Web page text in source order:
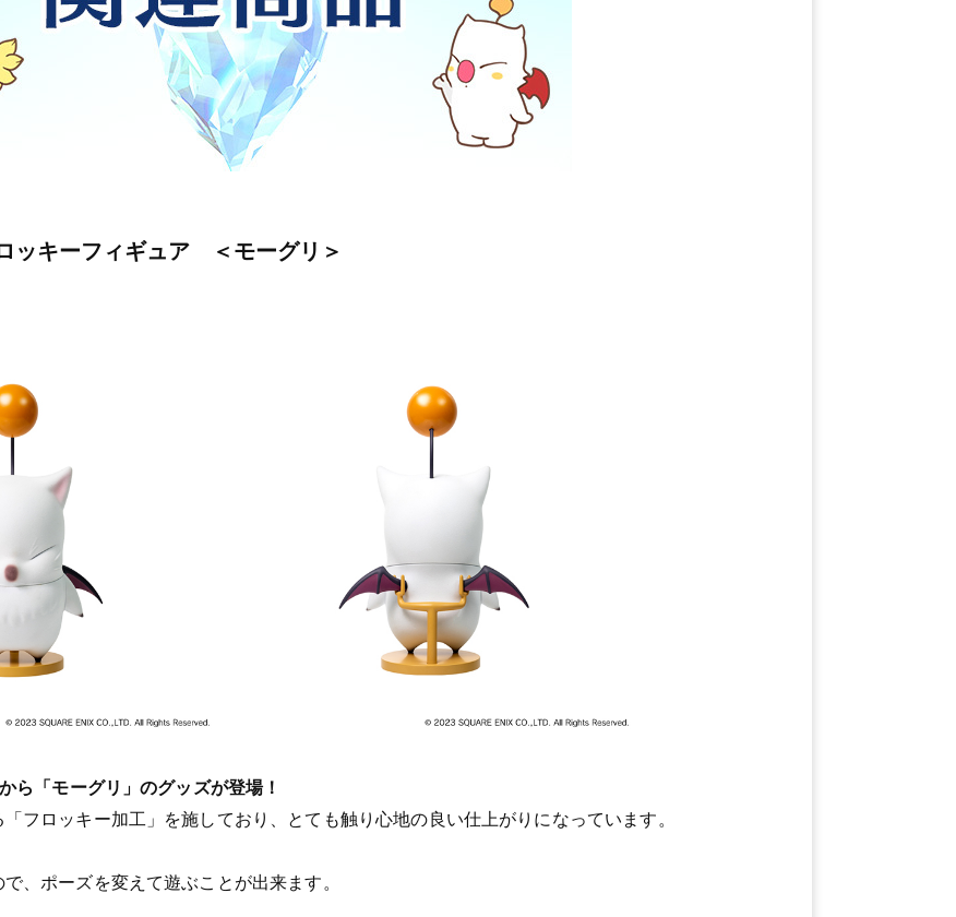
ッキーフィギュア ＜モーグリ＞
ら「モーグリ」のグッズが登場！
フロッキー加工」を施しており、とても触り心地の良い仕上がりになっています。
、ポーズを変えて遊ぶことが出来ます。